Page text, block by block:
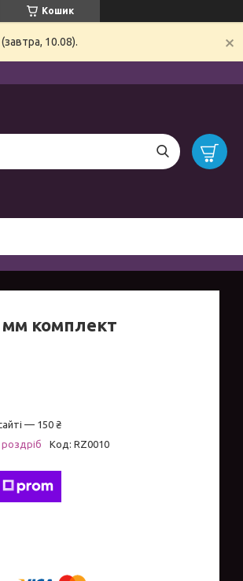
Кошик
10.08).
мм комплект
— 150 ₴
Код: RZ0010